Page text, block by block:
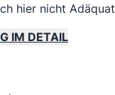
hier nicht
IM DETAIL